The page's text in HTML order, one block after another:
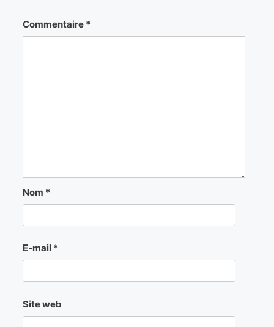
Commentaire *
Nom *
E-mail *
Site web